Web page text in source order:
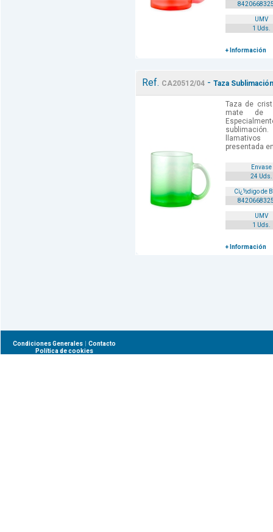
UMV
1 Uds.
+ Información
Ref. CA20512/04 - Taza
Taza de
mate de
presentada
Envase
24 Uds.
Cï¿½digo de
UMV
1 Uds.
+ Información
Condiciones Generales | Contacto
Política de cookies